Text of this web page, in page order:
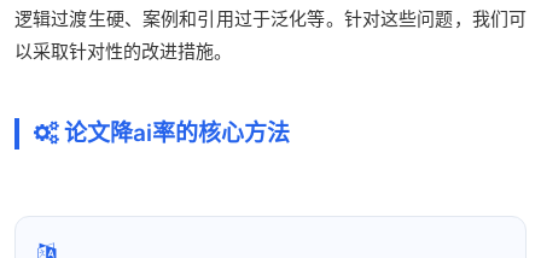
逻辑过渡生硬、案例和引用过于泛化等。针对这些问题，我们可
以采取针对性的改进措施。
论文降ai率的核心方法